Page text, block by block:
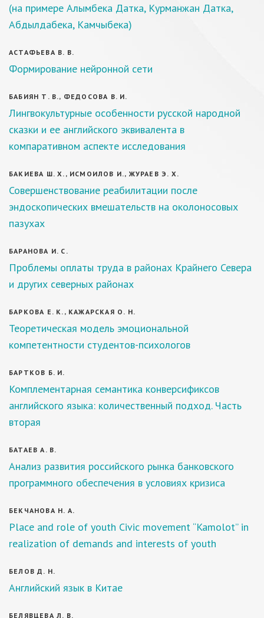
(на примере Алымбека Датка, Курманжан Датка,
Абдылдабека, Камчыбека)
АСТАФЬЕВА В. В.
Формирование нейронной сети
БАБИЯН Т. В., ФЕДОСОВА В. И.
Лингвокультурные особенности русской народной
сказки и ее английского эквивалента в
компаративном аспекте исследования
БАКИЕВА Ш. Х., ИСМОИЛОВ И., ЖУРАЕВ Э. Х.
Совершенствование реабилитации после
эндоскопических вмешательств на околоносовых
пазухах
БАРАНОВА И. С.
Проблемы оплаты труда в районах Крайнего Севера
и других северных районах
БАРКОВА Е. К., КАЖАРСКАЯ О. Н.
Теоретическая модель эмоциональной
компетентности студентов-психологов
БАРТКОВ Б. И.
Комплементарная семантика конверсификсов
английского языка: количественный подход. Часть
вторая
БАТАЕВ А. В.
Анализ развития российского рынка банковского
программного обеспечения в условиях кризиса
БЕКЧАНОВА Н. А.
Place and role of youth Civic movement “Kamolot” in
realization of demands and interests of youth
БЕЛОВ Д. Н.
Английский язык в Китае
БЕЛЯВЦЕВА Л. В.